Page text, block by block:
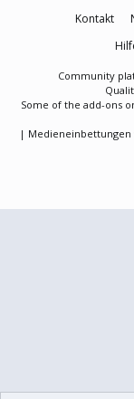
Kontakt
Community
Some of the add-ons
| Medieneinbettungen